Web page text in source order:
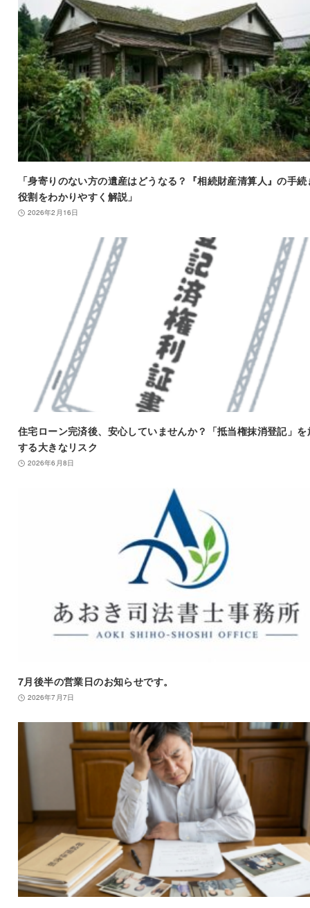
「身寄りのない方の遺産はどうなる？『相続財産清算人』の手続
役割をわかりやすく解説」
2026年2月16日
住宅ローン完済後、安心していませんか？「抵当権抹消登記」を
する大きなリスク
2026年6月8日
7月後半の営業日のお知らせです。
2026年7月7日